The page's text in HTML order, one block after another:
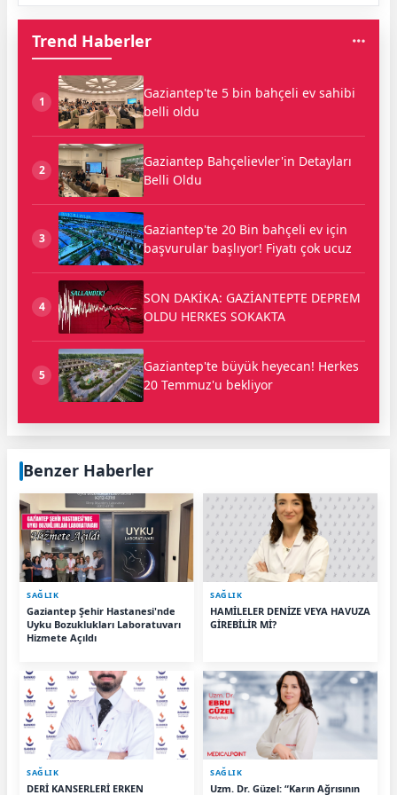
Trend Haberler
1
Gaziantep'te 5 bin bahçeli ev sahibi
belli oldu
2
Gaziantep Bahçelievler'in Detayları
Belli Oldu
3
Gaziantep'te 20 Bin bahçeli ev için
başvurular başlıyor! Fiyatı çok ucuz
4
SON DAKİKA: GAZİANTEPTE DEPREM
OLDU HERKES SOKAKTA
5
Gaziantep'te büyük heyecan! Herkes
20 Temmuz'u bekliyor
Benzer Haberler
SAĞLIK
Gaziantep Şehir Hastanesi'nde
Uyku Bozuklukları Laboratuvarı
Hizmete Açıldı
SAĞLIK
HAMİLELER DENİZE VEYA HAVUZA
GİREBİLİR Mİ?
SAĞLIK
DERİ KANSERLERİ ERKEN
SAĞLIK
Uzm. Dr. Güzel: “Karın Ağrısının